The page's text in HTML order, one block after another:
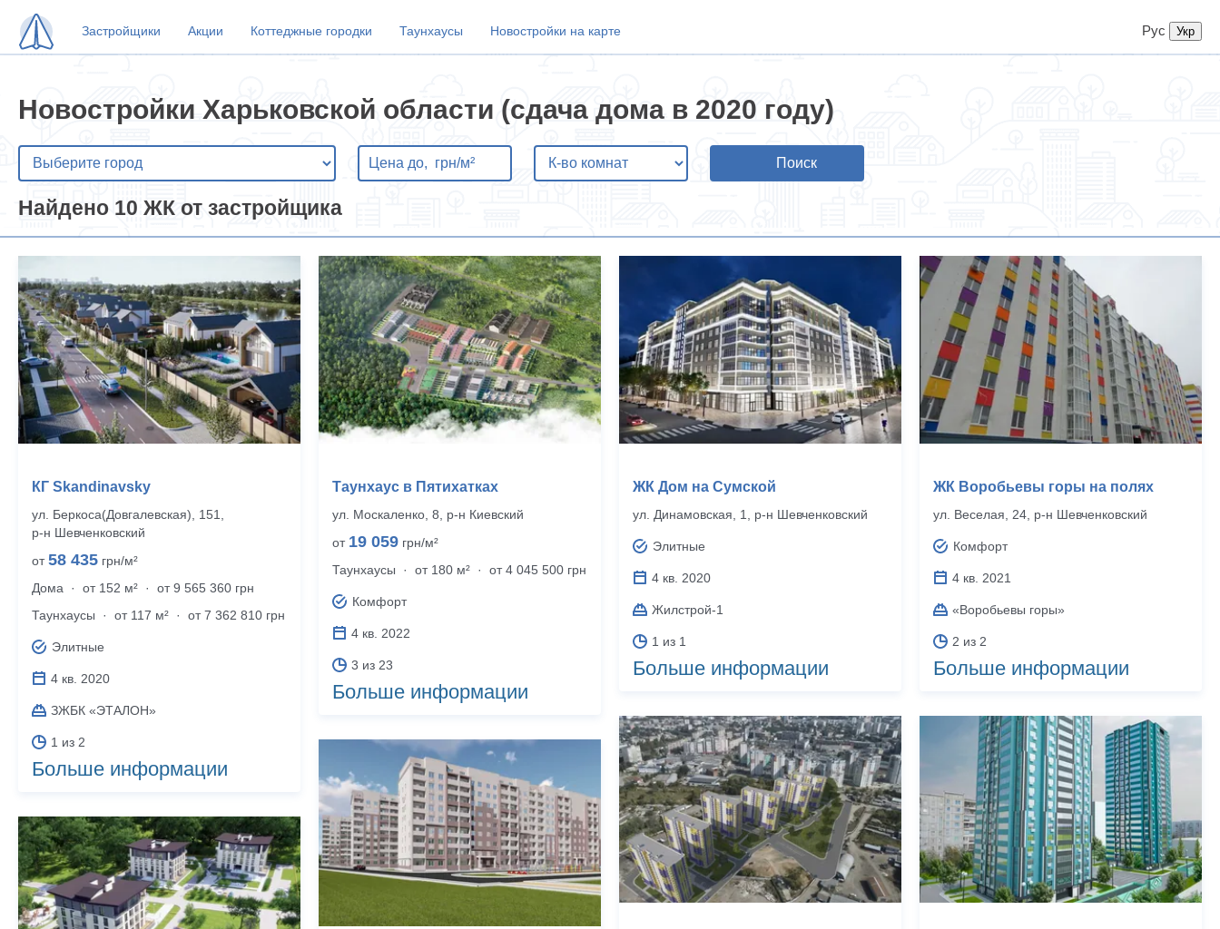
Застройщики Акции Коттеджные городки Таунхаусы Новостройки на карте Рус
Новостройки Харьковской области (сдача дома в 2020 году)
Поиск
Найдено 10 ЖК от застройщика
КГ Skandinavsky
ул. Беркоса(Довгалевская), 151,
р‑н Шевченковский
от58 435 грн/м²
Дома
· от 152 м² ·
от 9 565 360 грн
Таунхаусы
· от 117 м² · от 7 362 810 грн
Элитные
4 кв. 2020
ЗЖБК «ЭТАЛОН»
1 из 2
Больше информации
Таунхаус в Пятихатках
ул. Москаленко, 8, р‑н Киевский
от 19 059 грн/м²
Таунхаусы
· от 180 м² · от 4 045 500 грн
Комфорт
4 кв. 2022
3 из 23
Больше информации
ЖК Дом на Сумской
ул. Динамовская, 1, р‑н Шевченковский
Элитные
4 кв. 2020
Жилстрой-1
1 из 1
Больше информации
ЖК Воробьевы горы на полях
ул. Веселая, 24, р‑н Шевченковский
Комфорт
4 кв. 2021
«Воробьевы горы»
2 из 2
Больше информации